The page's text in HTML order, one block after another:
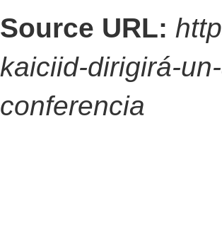
Source URL:
kaiciid-dirigirá-
conferencia